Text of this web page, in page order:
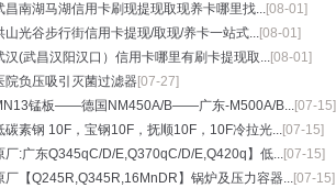
昌南湖马湖信用卡刷现提现取现养卡哪里找...[08-01]
山光谷步行街信用卡提现/取现/养卡一站式...[08-01]
汉(武昌汉阳汉口）信用卡哪里有刷卡提现取...[08-01]
院负压吸引灭菌过滤器[07-27]
锰板——德国NM450A/B——广东-M500A/B...[07-15]
碳素钢 10F，宝钢10F，抚顺10F，10F冷拉光...[07-15]
厂:广东Q345qC/D/E,Q370qC/D/E,Q420q】低...[07-15]
厂【Q245R,Q345R,16MnDR】锅炉及压力容器...[07-15]